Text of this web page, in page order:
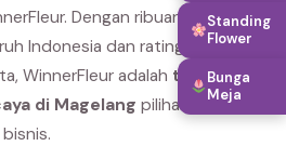
Dengan ribuan
Indonesia dan rating bintang 5
WinnerFleur adalah toko
di Magelang pilihan keluarga,
Standing
Flower
Bunga
Meja